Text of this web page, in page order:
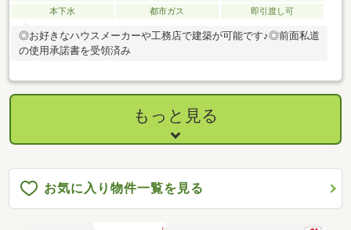
本下水
都市ガス 即引渡し可
◎お好きなハウスメーカーや工務店で建築が可能です♪◎前面私道
の使用承諾書を受領済み
もっと見る
お気に入り物件一覧を見る